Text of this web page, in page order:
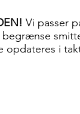
Vi passer
begrænse
opdateres i